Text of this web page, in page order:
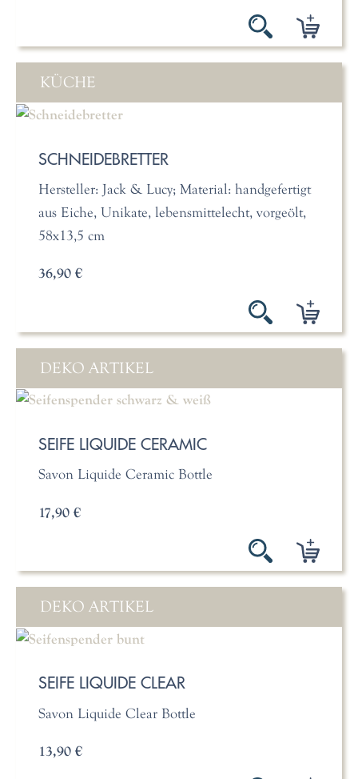
KÜCHE
SCHNEIDEBRETTER
Hersteller: Jack & Lucy; Material: handgefertigt
aus Eiche, Unikate, lebensmittelecht, vorgeölt,
58x13,5 cm
36,90 €
DEKO ARTIKEL
SEIFE LIQUIDE CERAMIC
Savon Liquide Ceramic Bottle
17,90 €
DEKO ARTIKEL
SEIFE LIQUIDE CLEAR
Savon Liquide Clear Bottle
13,90 €